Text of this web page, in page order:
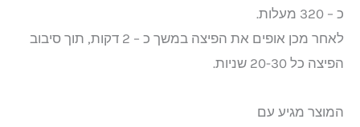
כ – 320 מעלות.
לאחר מכן אופים את הפיצה במשך כ – 2 דקות, תוך סיבוב
הפיצה כל 20-30 שניות.
המוצר מגיע עם